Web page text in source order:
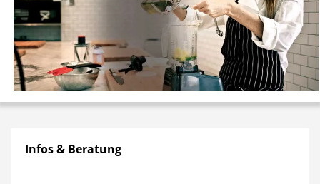
Infos & Beratung